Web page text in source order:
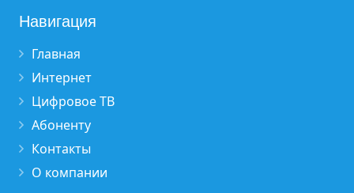
Навигация
Главная
Интернет
Цифровое ТВ
Абоненту
Контакты
О компании